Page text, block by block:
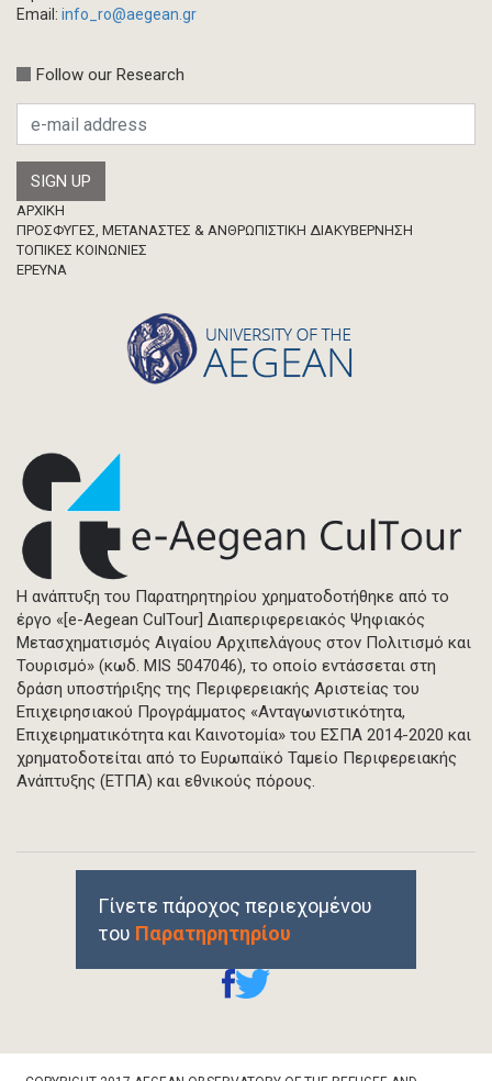
Email: info_ro@aegean.gr
Follow our Research
Footer
ΑΡΧΙΚΗ
ΠΡΟΣΦΥΓΕΣ, ΜΕΤΑΝΑΣΤΕΣ & ΑΝΘΡΩΠΙΣΤΙΚΗ ΔΙΑΚΥΒΕΡΝΗΣΗ
ΤΟΠΙΚΕΣ ΚΟΙΝΩΝΙΕΣ
ΈΡΕΥΝΑ
Η ανάπτυξη του Παρατηρητηρίου χρηματοδοτήθηκε από το
έργο «[e-Aegean CulTour] Διαπεριφερειακός Ψηφιακός
Μετασχηματισμός Αιγαίου Αρχιπελάγους στον Πολιτισμό και
Τουρισμό» (κωδ. MIS 5047046), το οποίο εντάσσεται στη
δράση υποστήριξης της Περιφερειακής Αριστείας του
Επιχειρησιακού Προγράμματος «Ανταγωνιστικότητα,
Επιχειρηματικότητα και Καινοτομία» του ΕΣΠΑ 2014-2020 και
χρηματοδοτείται από το Ευρωπαϊκό Ταμείο Περιφερειακής
Ανάπτυξης (ΕΤΠΑ) και εθνικούς πόρους.
Γίνετε πάροχος περιεχομένου
του Παρατηρητηρίου